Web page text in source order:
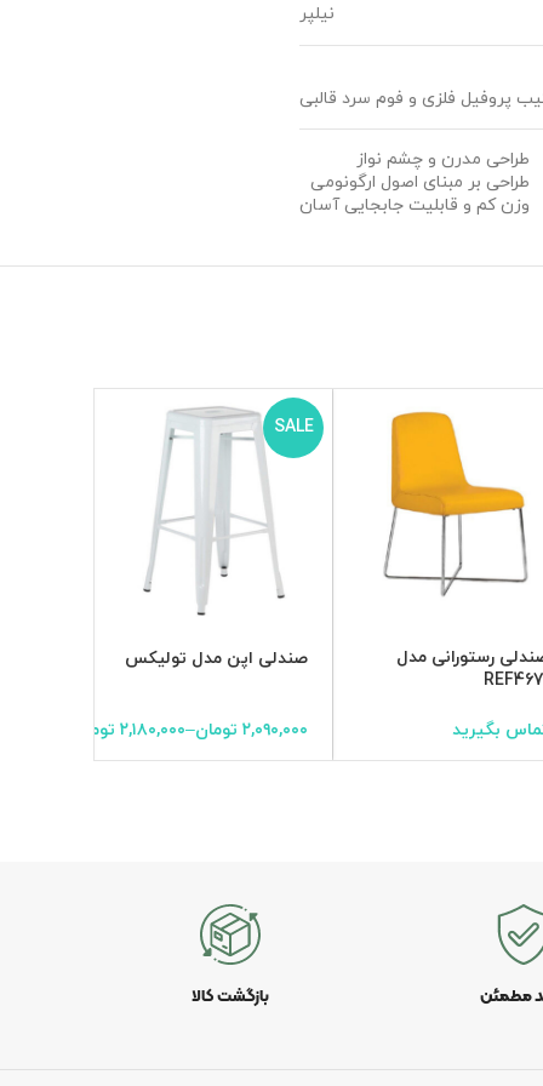
نیلپر
پروفیل فلزی و فوم سرد قالبی
طراحی مدرن و چشم نواز
طراحی بر مبنای اصول ارگونومی
وزن کم و قابلیت جابجایی آسان
رستورانی مدل
بگیرید
SALE
صندلی اپن مدل تولیکس
۲,۰۹۰,۰۰۰ تومان–۲,۱۸۰,۰۰۰ تومان
مطمئن بازگشت کالا